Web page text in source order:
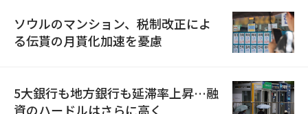
ソウルのマンション、税制改正によ
る伝貰の月貰化加速を憂慮
5大銀行も地方銀行も延滞率上昇…融
資のハードルはさらに高く